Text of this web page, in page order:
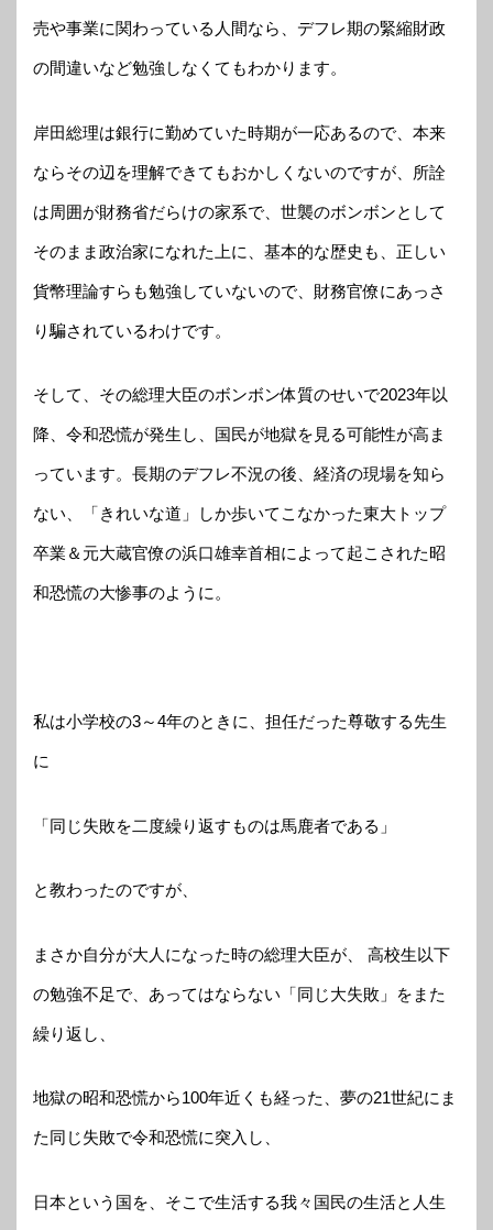
売や事業に関わっている人間なら、デフレ期の緊縮財政
の間違いなど勉強しなくてもわかります。
岸田総理は銀行に勤めていた時期が一応あるので、本来
ならその辺を理解できてもおかしくないのですが、所詮
は周囲が財務省だらけの家系で、世襲のボンボンとして
そのまま政治家になれた上に、基本的な歴史も、正しい
貨幣理論すらも勉強していないので、財務官僚にあっさ
り騙されているわけです。
そして、その総理大臣のボンボン体質のせいで2023年以
降、令和恐慌が発生し、国民が地獄を見る可能性が高ま
っています。長期のデフレ不況の後、経済の現場を知ら
ない、「きれいな道」しか歩いてこなかった東大トップ
卒業＆元大蔵官僚の浜口雄幸首相によって起こされた昭
和恐慌の大惨事のように。
私は小学校の3～4年のときに、担任だった尊敬する先生
に
「同じ失敗を二度繰り返すものは馬鹿者である」
と教わったのですが、
まさか自分が大人になった時の総理大臣が、 高校生以下
の勉強不足で、あってはならない「同じ大失敗」をまた
繰り返し、
地獄の昭和恐慌から100年近くも経った、夢の21世紀にま
た同じ失敗で令和恐慌に突入し、
日本という国を、そこで生活する我々国民の生活と人生